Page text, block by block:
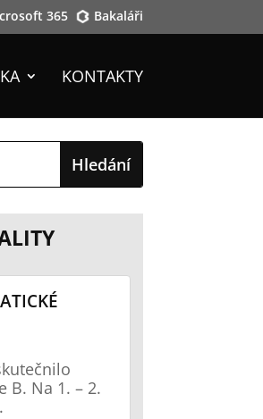
365 Bakaláři
KONTAKTY
B. Na 1. – 2.